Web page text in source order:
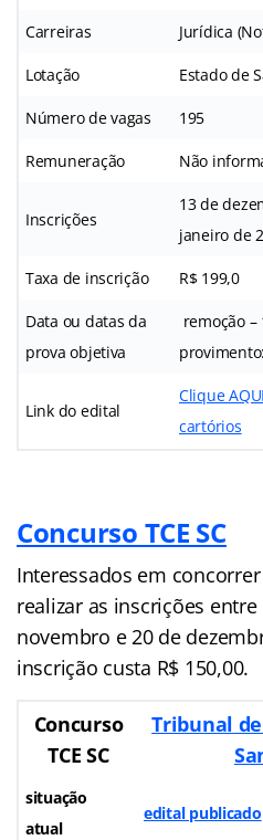
Carreiras Jurídica
Lotação Estado de
Número de vagas 195
Remuneração Não
Inscrições
13 de
janeiro de
Taxa de inscrição R$ 199,0
Data ou datas da
prova objetiva
remoção
Link do edital
Clique
cartórios
Concurso TCE SC
Interessados em
realizar as inscrições
novembro e 20 de
inscrição custa R$ 150,00.
Concurso
TCE SC
Tribunal
situação
atual
edital publicado